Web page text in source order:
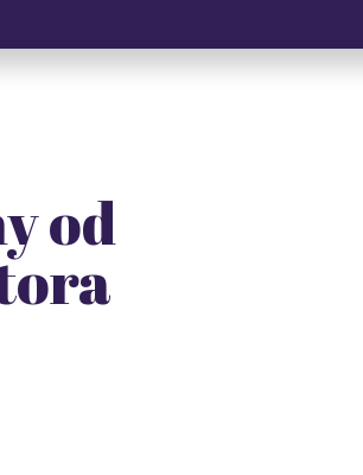
od